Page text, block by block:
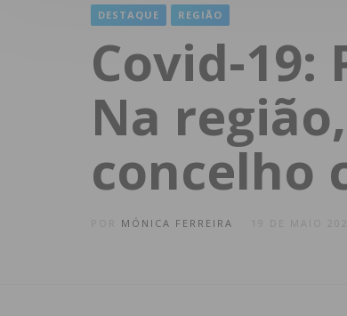
DESTAQUE REGIÃO
Covid-19:
Na
concelho
MÓNICA FERREIRA 19 DE MAIO